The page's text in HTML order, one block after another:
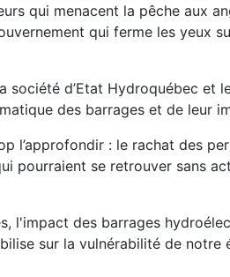
qui menacent la pêche aux
qui ferme les yeux
d’Etat Hydroquébec et
des barrages et de leur
: le rachat des
pourraient se retrouver sans
l'impact des barrages
sur la vulnérabilité de